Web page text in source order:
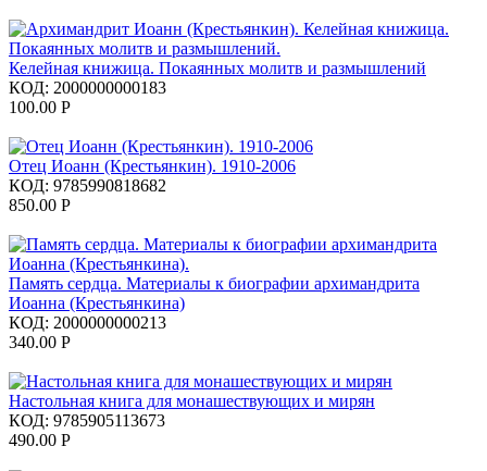
Келейная книжица. Покаянных молитв и размышлений
КОД: 2000000000183
100.00 Р
Отец Иоанн (Крестьянкин). 1910-2006
КОД: 9785990818682
850.00 Р
Память сердца. Материалы к биографии архимандрита
Иоанна (Крестьянкина)
КОД: 2000000000213
340.00 Р
Настольная книга для монашествующих и мирян
КОД: 9785905113673
490.00 Р